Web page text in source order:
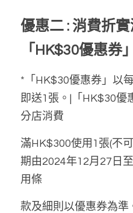
優惠二 : 消費折
「HK$30優惠券
*「HK$30優惠券」以
即送1張。|「HK$30優
分店消費
滿HK$300使用1張(不
期由2024年12月27日
用條
款及細則以優惠券為準